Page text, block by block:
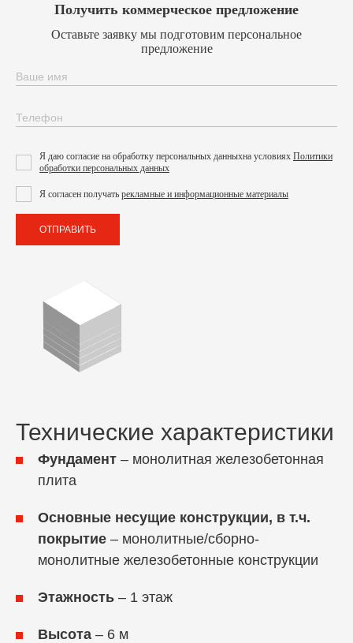
Получить коммерческое предложение
Оставьте заявку мы подготовим персональное
предложение
Я даю согласие на обработку персональных данныхна условиях Политики
обработки персональных данных
Я согласен получать рекламные и информационные материалы
ОТПРАВИТЬ
Технические характеристики
Фундамент – монолитная железобетонная
плита
Основные несущие конструкции, в т.ч.
покрытие – монолитные/сборно-
монолитные железобетонные конструкции
Этажность – 1 этаж
Высота – 6 м